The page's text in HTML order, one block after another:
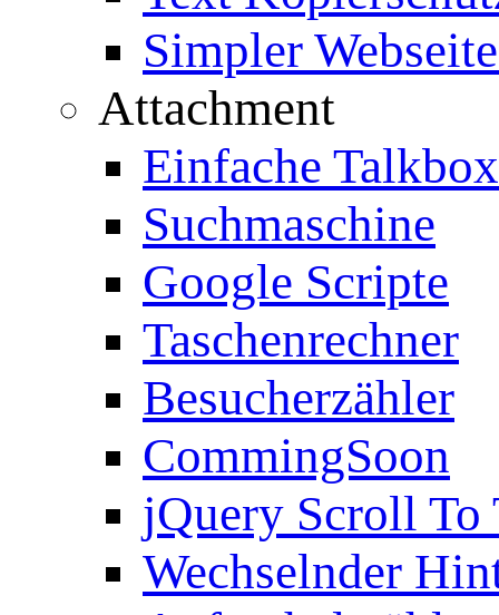
Simpler
Attachment
Einfache Talkbox
Suchmaschine
Google Scripte
Taschenrechner
Besucherzähler
CommingSoon
jQuery Scroll To
Wechselnder